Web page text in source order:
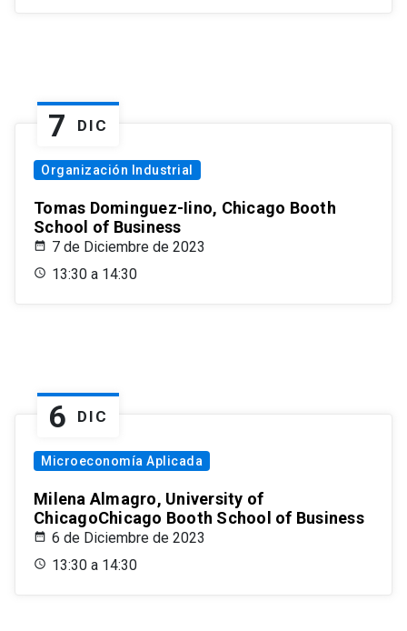
7 DIC
Organización Industrial
Tomas Dominguez-Iino, Chicago Booth
School of Business
7 de Diciembre de 2023
13:30 a 14:30
6 DIC
Microeconomía Aplicada
Milena Almagro, University of
ChicagoChicago Booth School of Business
6 de Diciembre de 2023
13:30 a 14:30